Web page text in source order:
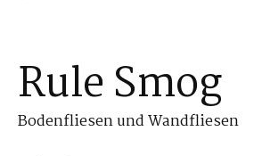
Rule Smog
Bodenfliesen und Wandfliesen